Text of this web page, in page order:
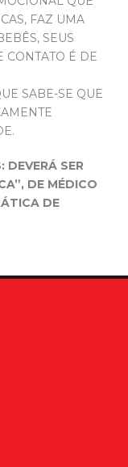
FAZ UMA
SEUS
CONTATO É DE
SABE-SE QUE
DEVERÁ SER
DE MÉDICO
DE